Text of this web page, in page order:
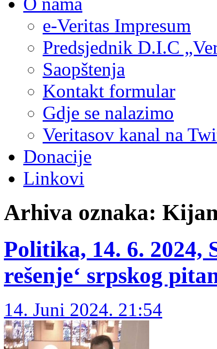
e-Veritas Impresum
Predsjednik D.I.C
Saopštenja
Kontakt formular
Gdje se nalazimo
Veritasov kanal na
Donacije
Linkovi
Arhiva oznaka:
Politika, 14. 6. 2024,
rešenje‘ srpskog
14. Juni 2024. 21:54